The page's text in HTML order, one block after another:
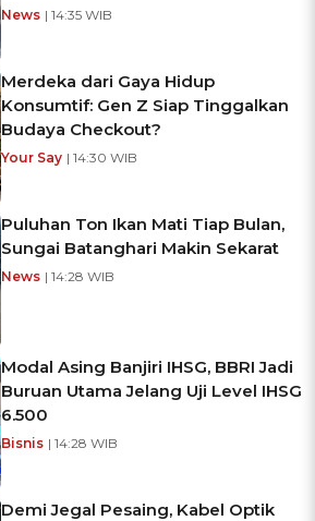
News | 14:35 WIB
Merdeka dari Gaya Hidup
Konsumtif: Gen Z Siap Tinggalkan
Budaya Checkout?
Your Say | 14:30 WIB
Puluhan Ton Ikan Mati Tiap Bulan,
Sungai Batanghari Makin Sekarat
News | 14:28 WIB
Modal Asing Banjiri IHSG, BBRI Jadi
Buruan Utama Jelang Uji Level IHSG
6.500
Bisnis | 14:28 WIB
Demi Jegal Pesaing, Kabel Optik